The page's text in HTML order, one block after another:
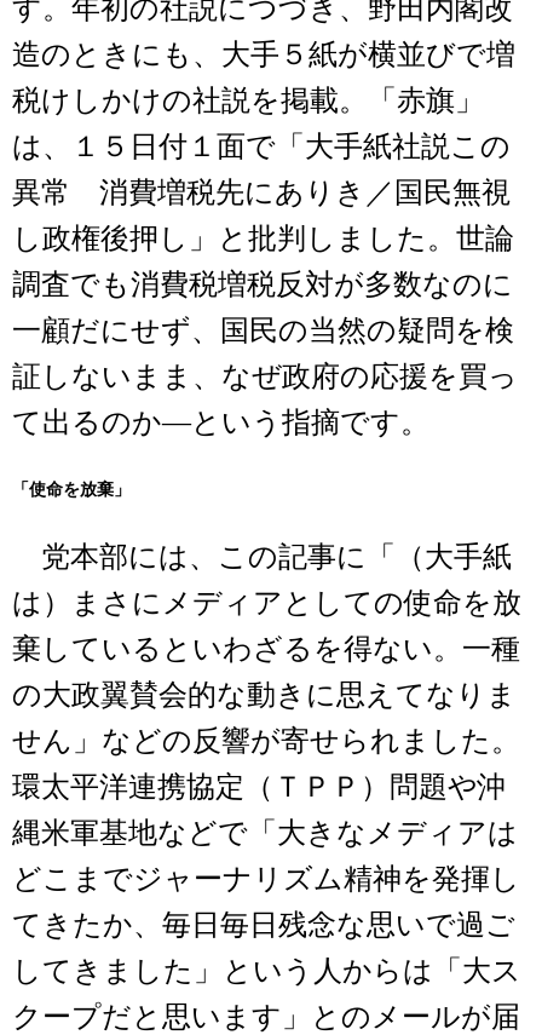
す。年初の社説につづき、野田内閣改
造のときにも、大手５紙が横並びで増
税けしかけの社説を掲載。「赤旗」
は、１５日付１面で「大手紙社説この
異常 消費増税先にありき／国民無視
し政権後押し」と批判しました。世論
調査でも消費税増税反対が多数なのに
一顧だにせず、国民の当然の疑問を検
証しないまま、なぜ政府の応援を買っ
て出るのか―という指摘です。
「使命を放棄」
党本部には、この記事に「（大手紙
は）まさにメディアとしての使命を放
棄しているといわざるを得ない。一種
の大政翼賛会的な動きに思えてなりま
せん」などの反響が寄せられました。
環太平洋連携協定（ＴＰＰ）問題や沖
縄米軍基地などで「大きなメディアは
どこまでジャーナリズム精神を発揮し
てきたか、毎日毎日残念な思いで過ご
してきました」という人からは「大ス
クープだと思います」とのメールが届